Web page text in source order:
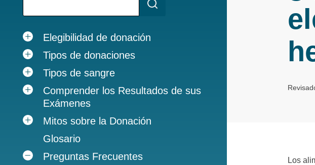
Elegibilidad de donación
Tipos de donaciones
Tipos de sangre
Comprender los Resultados de sus
Exámenes
Mitos sobre la Donación
Glosario
Preguntas Frecuentes
Los